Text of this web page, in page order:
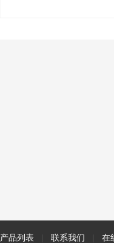
产品列表 联系我们 在